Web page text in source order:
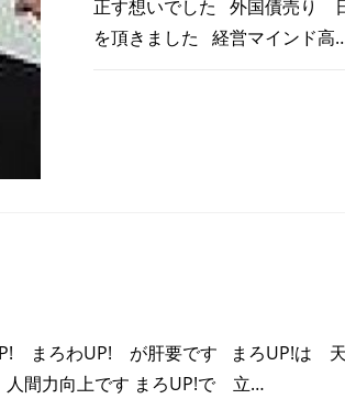
正す想いでした 外国債売り
を頂きました 経営マインド高
まろわUP! が肝要です まろUP!は
間力向上です まろUP!で 立…